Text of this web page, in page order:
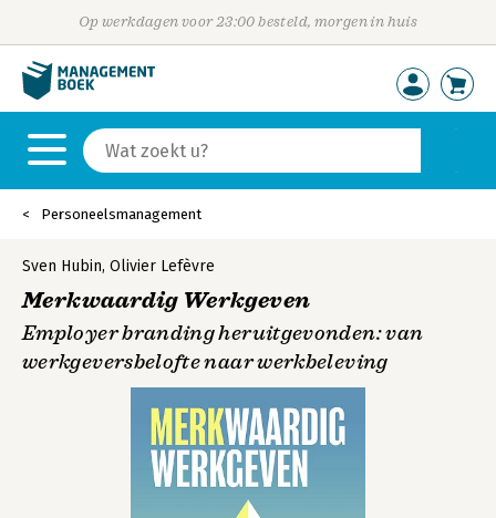
Op werkdagen voor 23:00 besteld, morgen in huis
Personeelsmanagement
Sven Hubin, Olivier Lefèvre
Merkwaardig Werkgeven
Employer branding heruitgevonden: van
werkgeversbelofte naar werkbeleving